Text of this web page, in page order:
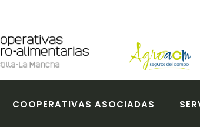
COOPERATIVAS ASOCIADAS